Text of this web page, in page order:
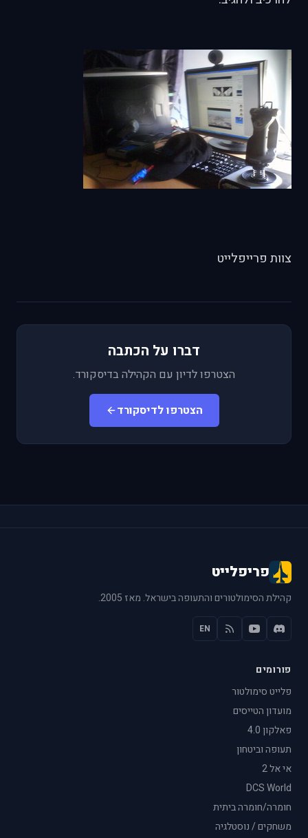
צוות פרייפלייט
דברו על הכתבה
הצטרפו לדיון עם הקהילה בדיסקורד.
הצטרפו לדיסקורד
פריפלייט
קהילת הסימולטורים והתעופה בישראל. מאז 2005.
EN
פורומים
פלייט סימולטור
מועדון הטייסים
פאלקון 4.0
תעופה וביטחון
אי אל 2
DCS World
חומרה/חומרה ביתית
משחקים / נוסטלגיה